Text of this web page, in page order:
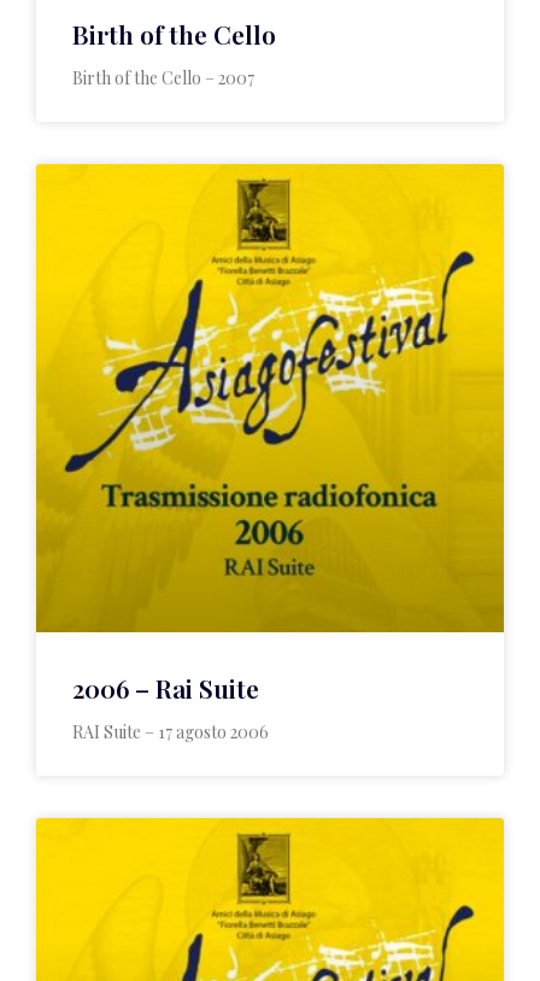
Birth of the Cello
Birth of the Cello – 2007
2006 – Rai Suite
RAI Suite – 17 agosto 2006